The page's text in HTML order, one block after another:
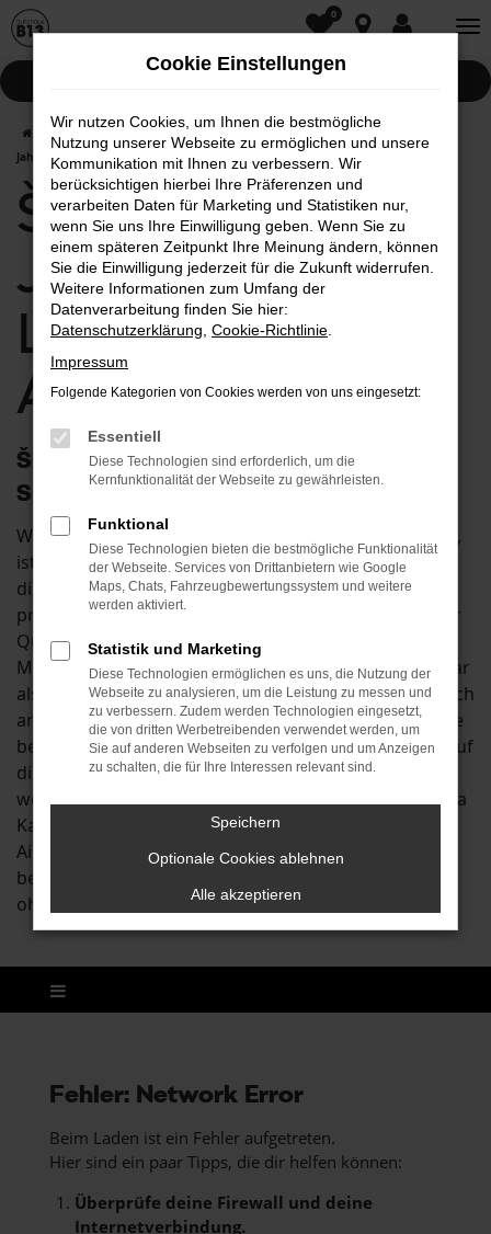
Zum
0
Škoda
Škoda Kamiq
Jahreswagen mit Lieferservice nach Aichach
Škoda Kamiq
Jahreswagen mit
Lieferservice nach
Aichach
Škoda Kamiq Jahreswagen: optimieren
Sie Ihre Mobilität in Aichach
Wenn Sie beim Autokauf mit spitzen Bleistift rechnen,
ist ein Škoda Kamiq Jahreswagen für Aichach genau
die richtige Wahl. Sie verbinden mit einem Kauf die
preislichen Vorteile eines Gebrauchtwagens mit einer
Qualität, die fast der eines Neuwagens entspricht.
Mancherorts werden Škoda Kamiq Jahreswagen sogar
als die bessere Wahl für Fahrten in Städten wie Aichach
angesehen. Der Grund liegt darin, dass die Fahrzeuge
bereits einige Kilometer auf dem Buckel haben und auf
diese Weise Produktionsfehler ausgeschlossen
werden können. Anders formuliert wurde jeder Škoda
Kamiq Jahreswagen bereits auf den Straßen von
Aichach oder anderswo eingefahren und ist somit
bereit für die sofortige Nutzung. Und dass natürlich
ohne Wartezeit.
Fehler: Network Error
Beim Laden ist ein Fehler aufgetreten.
Hier sind ein paar Tipps, die dir helfen können:
Überprüfe deine Firewall und deine
Internetverbindung.
Cookie Einstellungen
Wir nutzen Cookies, um Ihnen die bestmögliche
Nutzung unserer Webseite zu ermöglichen und unsere
Kommunikation mit Ihnen zu verbessern. Wir
berücksichtigen hierbei Ihre Präferenzen und
verarbeiten Daten für Marketing und Statistiken nur,
wenn Sie uns Ihre Einwilligung geben. Wenn Sie zu
einem späteren Zeitpunkt Ihre Meinung ändern, können
Sie die Einwilligung jederzeit für die Zukunft widerrufen.
Weitere Informationen zum Umfang der
Datenverarbeitung finden Sie hier:
Datenschutzerklärung Cookie-Richtlinie
Impressum
Folgende Kategorien von Cookies werden von uns eingesetzt:
Essentiell
Diese Technologien sind erforderlich, um die
Kernfunktionalität der Webseite zu gewährleisten.
Funktional
Diese Technologien bieten die bestmögliche Funktionalität
der Webseite. Services von Drittanbietern wie Google
Maps, Chats, Fahrzeugbewertungssystem und weitere
werden aktiviert.
Statistik und Marketing
Diese Technologien ermöglichen es uns, die Nutzung der
Webseite zu analysieren, um die Leistung zu messen und
zu verbessern. Zudem werden Technologien eingesetzt,
die von dritten Werbetreibenden verwendet werden, um
Sie auf anderen Webseiten zu verfolgen und um Anzeigen
zu schalten, die für Ihre Interessen relevant sind.
Speichern
Optionale Cookies ablehnen
Alle akzeptieren